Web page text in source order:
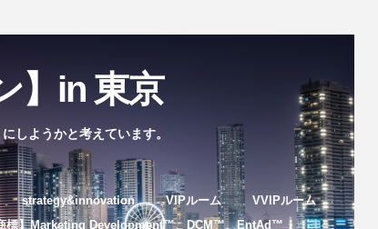
】in 東京
しようかと考えています。
strategy&innovation VIPルーム
VVIPルーム
標】Marketing Development™️、DCM™️、EntAd™️